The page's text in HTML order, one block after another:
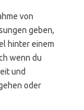
von
geben,
hinter einem
wenn du
und
oder